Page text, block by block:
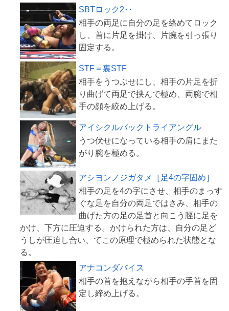
SBTロック2･･
相手の両足に自分の足を絡めてロック
し、首に片足を掛け、片腕を引っ張り
STF＝裏STF
相手をうつぶせにし、相手の片足を折
り曲げて両足で挟んで極め、両腕で相
アイシクルバックトライアングル
うつ伏せになっている相手の肩にまた
アシヨンノジガタメ［足4の字固め］
相手の足を4の字にさせ、相手のまっす
ぐな足を自分の両足ではさみ、相手の
曲げた方の足の足首と向こう脛に足を
かけ、下方に圧迫する。かけられた方は、自分の足ど
うしが圧迫し合い、てこの原理で極められた状態とな
アナコンダバイス
相手の首を抱えながら相手の手首を固